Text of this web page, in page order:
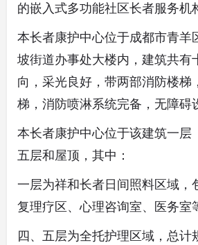
的嵌入式多功能社区长者服务机
本长者康护中心位于成都市青羊
坡街道办事处大楼内，建筑共有
向，采光良好，带两部消防楼梯
梯，消防喷淋系统完备，无障碍
本长者康护中心位于该建筑一层
五层和屋顶，其中：
一层为祥和长者日间照料区域，
复理疗区、心理咨询室、医务室
四、五层为全托护理区域，总计